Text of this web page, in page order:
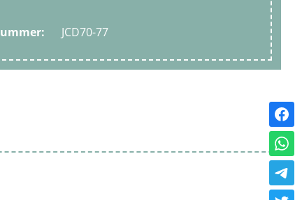
JCD70-77